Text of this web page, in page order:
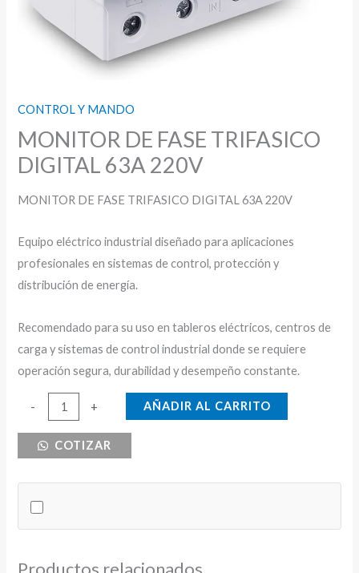
CONTROL Y MANDO
MONITOR DE FASE TRIFASICO
DIGITAL 63A 220V
MONITOR DE FASE TRIFASICO DIGITAL 63A 220V
Equipo eléctrico industrial diseñado para aplicaciones
profesionales en sistemas de control, protección y
distribución de energía.
Recomendado para su uso en tableros eléctricos, centros de
carga y sistemas de control industrial donde se requiere
operación segura, durabilidad y desempeño constante.
-
MONITOR
FASE
63A
220V
+ AÑADIR AL CARRITO
COTIZAR